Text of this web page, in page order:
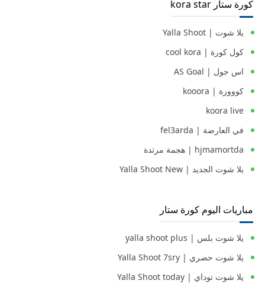
كورة ستار kora star
يلا شوت | Yalla Shoot
كول كورة | cool kora
اس جول | AS Goal
كووورة | kooora
koora live
في العارضة | fel3arda
hjmamortda | هجمة مرتدة
يلا شوت الجديد | Yalla Shoot New
مباريات اليوم كورة ستار
يلا شوت بلس | yalla shoot plus
يلا شوت حصري | Yalla Shoot 7sry
يلا شوت توداي | Yalla Shoot today